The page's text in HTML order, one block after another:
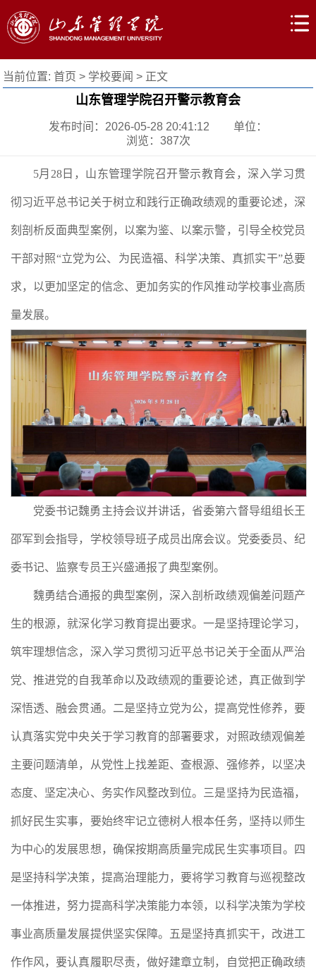
当前位置: 首页 > 学校要闻> 正文
山东管理学院召开警示教育会
发布时间：2026-05-28 20:41:12
单位：
浏览： 387次
5月28日，山东管理学院召开警示教育会，深入学习贯
彻习近平总书记关于树立和践行正确政绩观的重要论述，深
刻剖析反面典型案例，以案为鉴、以案示警，引导全校党员
干部对照“立党为公、为民造福、科学决策、真抓实干”总要
求，以更加坚定的信念、更加务实的作风推动学校事业高质
量发展。
党委书记魏勇主持会议并讲话，省委第六督导组组长王
邵军到会指导，学校领导班子成员出席会议。党委委员、纪
委书记、监察专员王兴盛通报了典型案例。
魏勇结合通报的典型案例，深入剖析政绩观偏差问题产
生的根源，就深化学习教育提出要求。一是坚持理论学习，
筑牢理想信念，深入学习贯彻习近平总书记关于全面从严治
党、推进党的自我革命以及政绩观的重要论述，真正做到学
深悟透、融会贯通。二是坚持立党为公，提高党性修养，要
认真落实党中央关于学习教育的部署要求，对照政绩观偏差
主要问题清单，从党性上找差距、查根源、强修养，以坚决
态度、坚定决心、务实作风整改到位。三是坚持为民造福，
抓好民生实事，要始终牢记立德树人根本任务，坚持以师生
为中心的发展思想，确保按期高质量完成民生实事项目。四
是坚持科学决策，提高治理能力，要将学习教育与巡视整改
一体推进，努力提高科学决策能力本领，以科学决策为学校
事业高质量发展提供坚实保障。五是坚持真抓实干，改进工
作作风，要认真履职尽责，做好建章立制，自觉把正确政绩